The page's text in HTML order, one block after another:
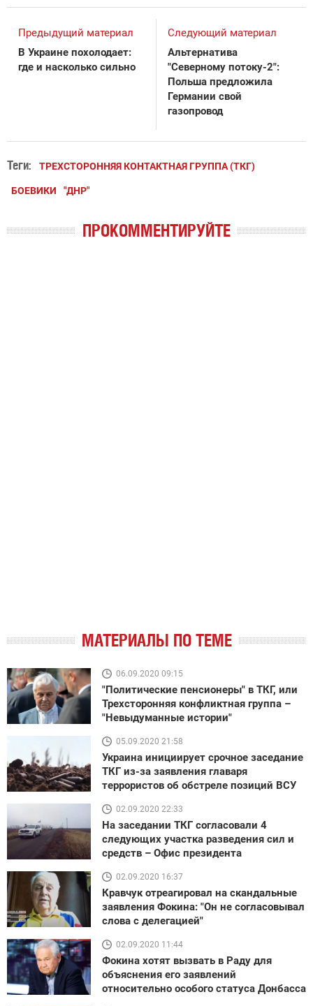
Предыдущий материал
В Украине похолодает:
где и насколько сильно
Следующий материал
Альтернатива
"Северному потоку-2":
Польша предложила
Германии свой
газопровод
Теги: ТРЕХСТОРОННЯЯ КОНТАКТНАЯ ГРУППА (ТКГ)
БОЕВИКИ "ДНР"
ПРОКОММЕНТИРУЙТЕ
МАТЕРИАЛЫ ПО ТЕМЕ
06.09.2020 09:15
"Политические пенсионеры" в ТКГ, или
Трехсторонняя конфликтная группа –
"Невыдуманные истории"
05.09.2020 21:58
Украина инициирует срочное заседание
ТКГ из-за заявления главаря
террористов об обстреле позиций ВСУ
02.09.2020 22:33
На заседании ТКГ согласовали 4
следующих участка разведения сил и
средств – Офис президента
02.09.2020 16:37
Кравчук отреагировал на скандальные
заявления Фокина: "Он не согласовывал
слова с делегацией"
02.09.2020 11:44
Фокина хотят вызвать в Раду для
объяснения его заявлений
относительно особого статуса Донбасса